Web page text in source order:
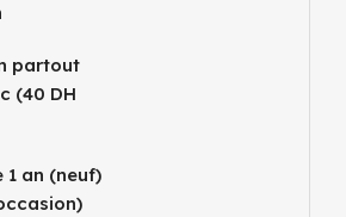
partout
(40 DH
1 an (neuf)